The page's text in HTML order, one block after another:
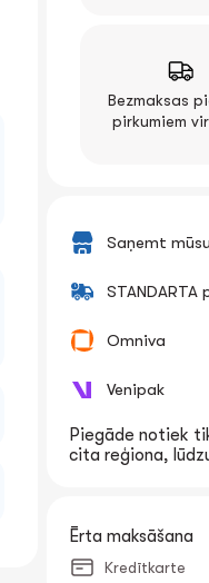
Bezmaksas
pirkumiem
Saņemt
Omniva
Venipak
Piegāde notiek
cita reģiona,
Ērta maksāšana
Kredītkarte